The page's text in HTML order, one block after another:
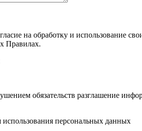
на обработку и использование
Правилах.
обязательств разглашение
персональных данных